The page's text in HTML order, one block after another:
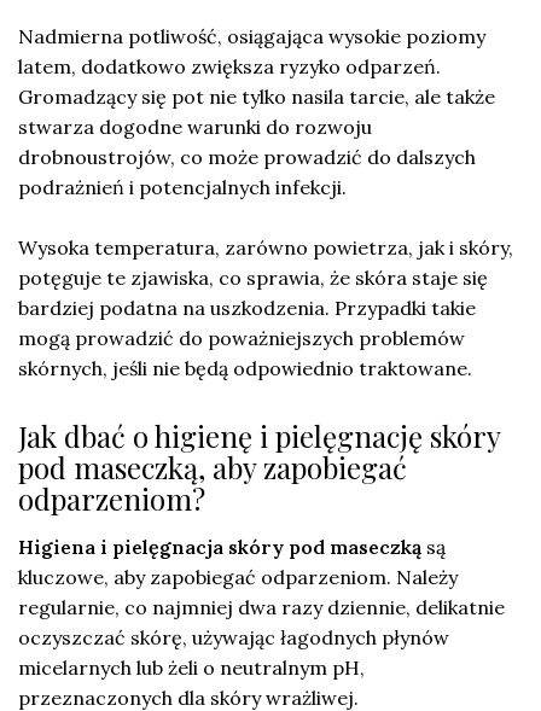
Nadmierna potliwość, osiągająca wysokie poziomy
latem, dodatkowo zwiększa ryzyko odparzeń.
Gromadzący się pot nie tylko nasila tarcie, ale także
stwarza dogodne warunki do rozwoju
drobnoustrojów, co może prowadzić do dalszych
podrażnień i potencjalnych infekcji.
Wysoka temperatura, zarówno powietrza, jak i skóry,
potęguje te zjawiska, co sprawia, że skóra staje się
bardziej podatna na uszkodzenia. Przypadki takie
mogą prowadzić do poważniejszych problemów
skórnych, jeśli nie będą odpowiednio traktowane.
Jak dbać o higienę i pielęgnację skóry
pod maseczką, aby zapobiegać
odparzeniom?
Higiena i pielęgnacja skóry pod maseczką są
kluczowe, aby zapobiegać odparzeniom. Należy
regularnie, co najmniej dwa razy dziennie, delikatnie
oczyszczać skórę, używając łagodnych płynów
micelarnych lub żeli o neutralnym pH,
przeznaczonych dla skóry wrażliwej.